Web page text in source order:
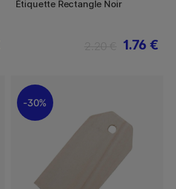
Étiquette Rectangle Noir
1.76 €
30%